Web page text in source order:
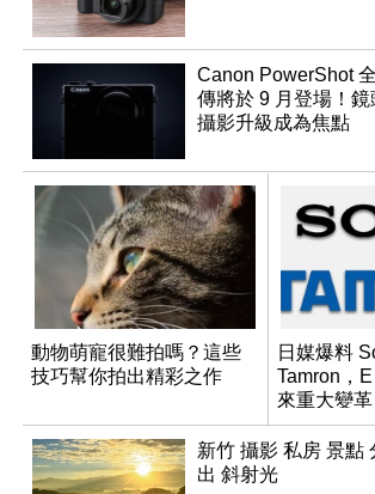
Canon PowerShot
傳將於 9 月登場！
攝影升級成為焦點
動物萌寵很難拍嗎？這些
技巧幫你拍出精彩之作
日媒爆料
Tamron，
來重大變革
新竹 攝影 私房 景點
出 斜射光